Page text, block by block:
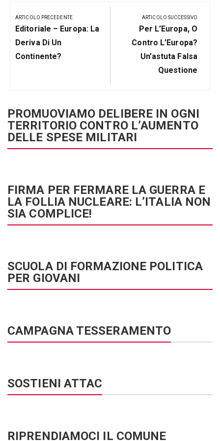
articoli
ARTICOLO PRECEDENTE
Articolo
Precedente:
Editoriale – Europa: La
Deriva Di Un
Continente?
ARTICOLO SUCCESSIVO
Prossimo
Post
Per L’Europa, O
Contro L’Europa?
Un’astuta Falsa
Questione
PROMUOVIAMO DELIBERE IN OGNI
TERRITORIO CONTRO L’AUMENTO
DELLE SPESE MILITARI
FIRMA PER FERMARE LA GUERRA E
LA FOLLIA NUCLEARE: L’ITALIA NON
SIA COMPLICE!
SCUOLA DI FORMAZIONE POLITICA
PER GIOVANI
CAMPAGNA TESSERAMENTO
SOSTIENI ATTAC
RIPRENDIAMOCI IL COMUNE